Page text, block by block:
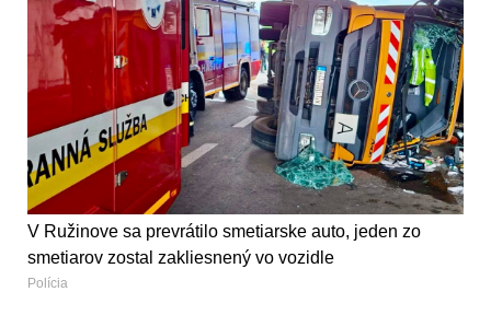
V Ružinove sa prevrátilo smetiarske auto, jeden zo
smetiarov zostal zakliesnený vo vozidle
Polícia